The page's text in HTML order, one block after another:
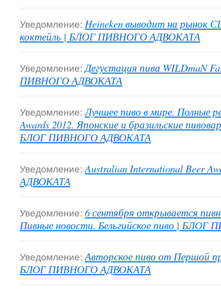
Уведомление: Heineken выводит на рынок
коктейль | БЛОГ ПИВНОГО АДВОКАТА
Уведомление: Дегустация пива WILDmaN
ПИВНОГО АДВОКАТА
Уведомление:Лучшее пиво в мире. Полные
Awards 2012. Японские и бразильские
БЛОГ ПИВНОГО АДВОКАТА
Уведомление: Australian International Beer
АДВОКАТА
Уведомление: 6 сентября открывается
Пивные новости. Бельгийское пиво |
Уведомление: Авторское пиво от Першой
БЛОГ ПИВНОГО АДВОКАТА